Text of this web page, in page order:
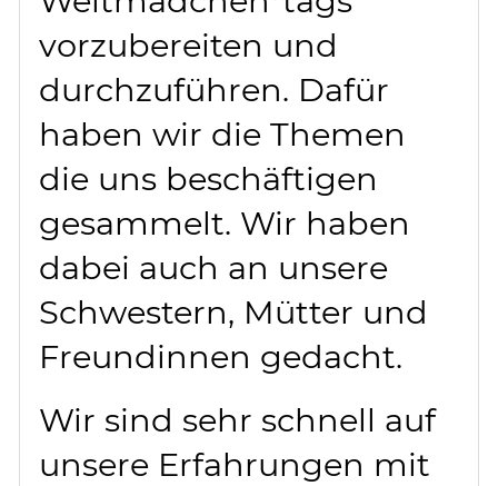
vorzubereiten und
durchzuführen. Dafür
haben wir die Themen
die uns beschäftigen
gesammelt. Wir haben
dabei auch an unsere
Schwestern, Mütter und
Freundinnen gedacht.
Wir sind sehr schnell auf
unsere Erfahrungen mit